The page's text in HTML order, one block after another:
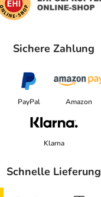
Sichere Zahlung
PayPal Amazon
Klarna
Schnelle Lieferung